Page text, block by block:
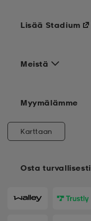
Meistä
Osta turvallisesti
Lisää Stadium
Myymälämme
Karttaan